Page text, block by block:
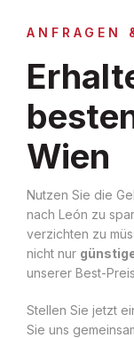
ANFRAGEN
Wien
Nutzen Sie die
nach León zu
verzichten zu
nicht nur
unserer Best-
Stellen Sie jetzt
Sie uns